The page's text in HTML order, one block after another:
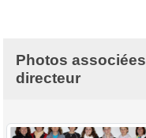
Photos
directeur